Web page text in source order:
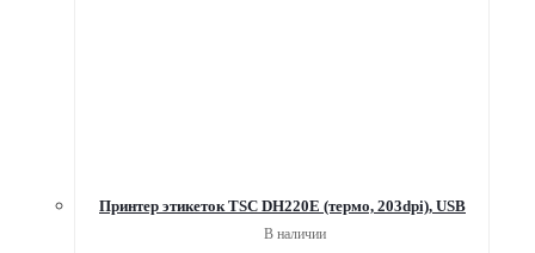
Принтер этикеток TSC DH220E (термо, 203dpi), USB
В наличии